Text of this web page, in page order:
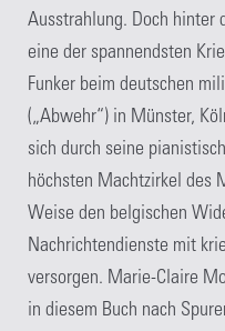
Ausstrahlung. Doch hinter
eine der spannendsten
Funker beim deutschen
(„Abwehr“) in Münster,
sich durch seine
höchsten Machtzirkel des
Weise den belgischen
Nachrichtendienste mit
versorgen. Marie-Claire
in diesem Buch nach